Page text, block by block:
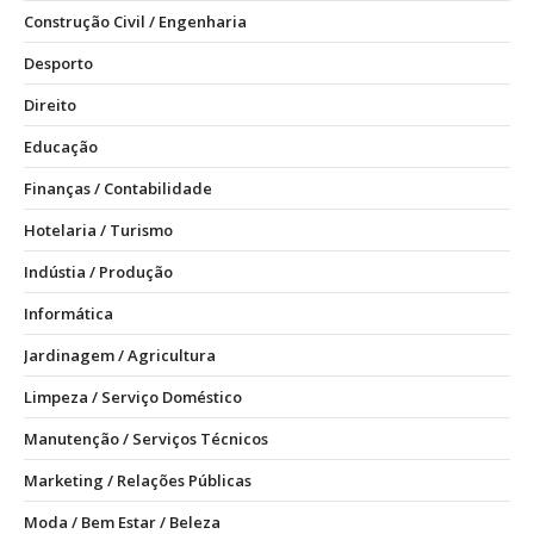
Construção Civil / Engenharia
Desporto
Direito
Educação
Finanças / Contabilidade
Hotelaria / Turismo
Indústia / Produção
Informática
Jardinagem / Agricultura
Limpeza / Serviço Doméstico
Manutenção / Serviços Técnicos
Marketing / Relações Públicas
Moda / Bem Estar / Beleza